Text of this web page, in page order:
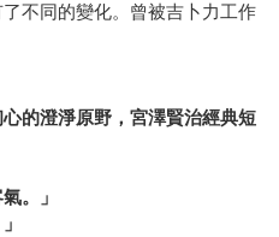
不同的變化。曾被吉卜力工作
的澄淨原野，宮澤賢治經典短
。」